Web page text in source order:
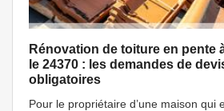
Rénovation de toiture en pente
le 24370 : les demandes de
obligatoires
Pour le propriétaire d’une maison qui